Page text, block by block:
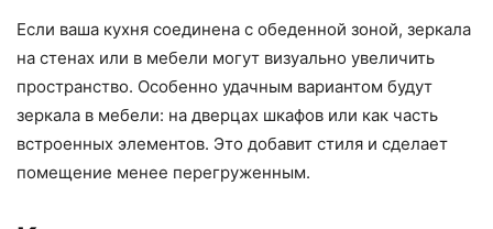
Если ваша кухня соединена с обеденной зоной, зеркала
на стенах или в мебели могут визуально увеличить
пространство. Особенно удачным вариантом будут
зеркала в мебели: на дверцах шкафов или как часть
встроенных элементов. Это добавит стиля и сделает
помещение менее перегруженным.